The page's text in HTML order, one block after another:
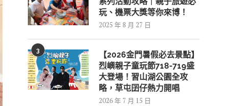
玩、機票大獎等你來博！
2025 年 8 月 27 日
3
【2026金門暑假必去景點】
烈嶼親子童玩節718-719盛
大登場！習山湖公園全攻
略，草屯囝仔熱力開唱
2026 年 7 月 15 日